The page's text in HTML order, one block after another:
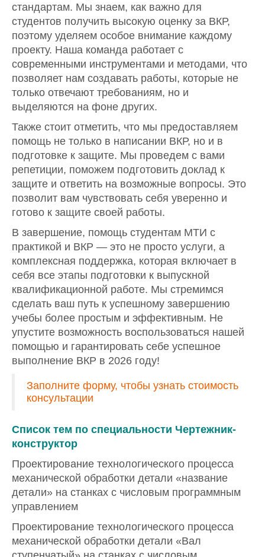
стандартам. Мы знаем, как важно для
студентов получить высокую оценку за ВКР,
поэтому уделяем особое внимание каждому
проекту. Наша команда работает с
современными инструментами и методами, что
позволяет нам создавать работы, которые не
только отвечают требованиям, но и
выделяются на фоне других.
Также стоит отметить, что мы предоставляем
помощь не только в написании ВКР, но и в
подготовке к защите. Мы проведем с вами
репетиции, поможем подготовить доклад к
защите и ответить на возможные вопросы. Это
позволит вам чувствовать себя уверенно и
готово к защите своей работы.
В завершение, помощь студентам МТИ с
практикой и ВКР — это не просто услуги, а
комплексная поддержка, которая включает в
себя все этапы подготовки к выпускной
квалификационной работе. Мы стремимся
сделать ваш путь к успешному завершению
учебы более простым и эффективным. Не
упустите возможность воспользоваться нашей
помощью и гарантировать себе успешное
выполнение ВКР в 2026 году!
Заполните форму, чтобы узнать стоимость
консультации
Список тем по специальности Чертежник-
конструктор
Проектирование технологического процесса
механической обработки детали «название
детали» на станках с числовым программным
управлением
Проектирование технологического процесса
механической обработки детали «Вал